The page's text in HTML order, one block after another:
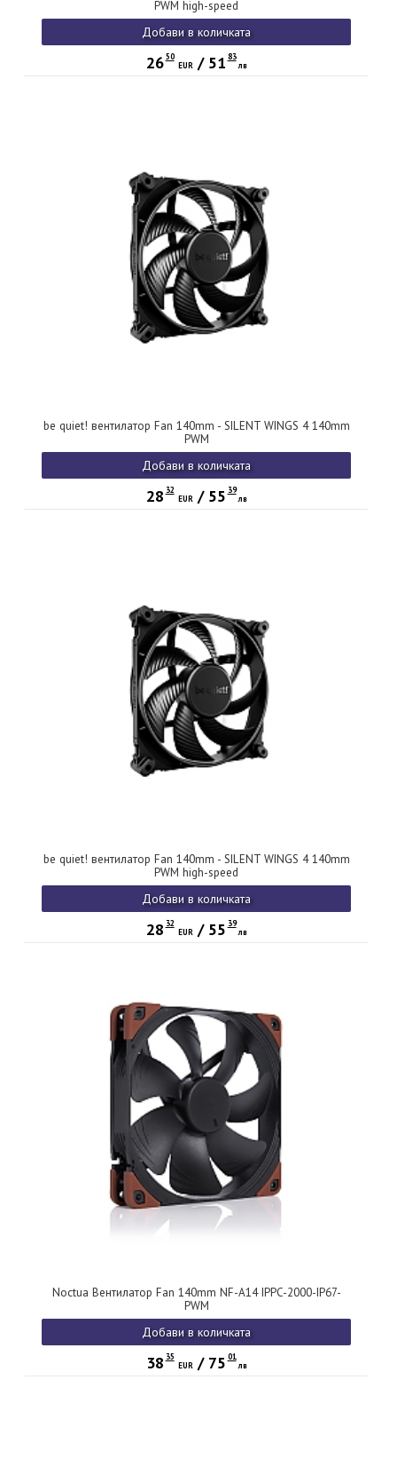
PWM high-speed
Добави в количката
26 50
EUR/ 51 83
лв
be quiet! вентилатор Fan 140mm - SILENT WINGS 4 140mm
PWM
Добави в количката
28 32
EUR/ 55 39
лв
be quiet! вентилатор Fan 140mm - SILENT WINGS 4 140mm
PWM high-speed
Добави в количката
28 32
EUR/ 55 39
лв
Noctua Вентилатор Fan 140mm NF-A14 IPPC-2000-IP67-
PWM
Добави в количката
38 35
EUR/ 75 01
лв